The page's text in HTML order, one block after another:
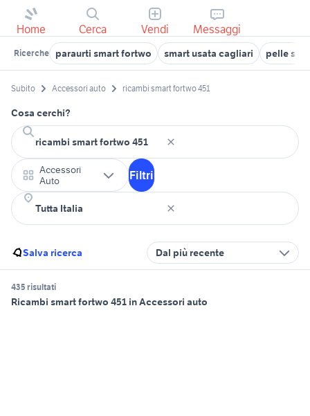
Home Cerca Vendi Messaggi
Ricerche paraurti smart fortwo smart usata cagliari pelle
Subito Accessori auto ricambi smart fortwo 451
Cosa cerchi?
Accessori
Auto
Filtri
Salva ricerca Dal più recente
435 risultati
Ricambi smart fortwo 451 in Accessori auto